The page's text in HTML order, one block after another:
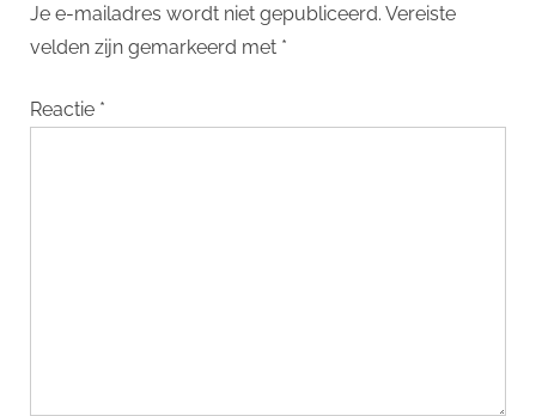
Je e-mailadres wordt niet gepubliceerd. Vereiste
velden zijn gemarkeerd met *
Reactie *